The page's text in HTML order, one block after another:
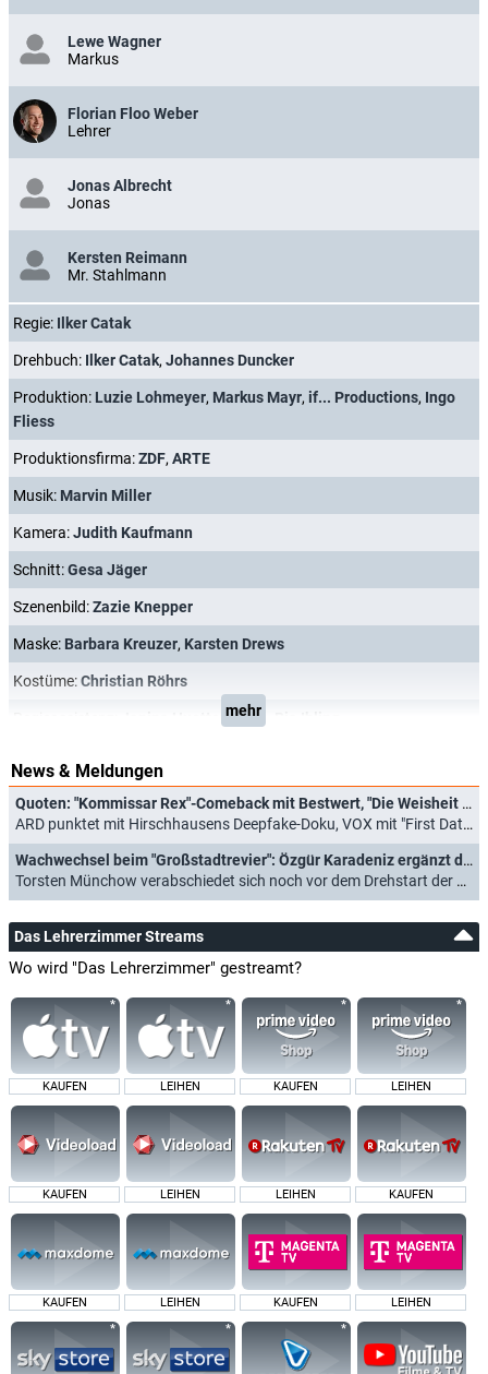
Lewe Wagner
Markus
Florian Floo Weber
Lehrer
Jonas Albrecht
Jonas
Kersten Reimann
Mr. Stahlmann
Regie: Ilker Catak
Drehbuch: Ilker Catak, Johannes Duncker
Produktion: Luzie Lohmeyer, Markus Mayr, if... Productions, Ingo
Fliess
Produktionsfirma:ZDF, ARTE
Musik: Marvin Miller
Kamera:Judith Kaufmann
Schnitt:Gesa Jäger
Szenenbild:Zazie Knepper
Maske: Barbara Kreuzer, Karsten Drews
Kostüme:Christian Röhrs
Janina Huettenrauch
mehr
News & Meldungen
Quoten: "Kommissar Rex"-Comeback mit Bestwert, "Die Weisheit der Vielen" bricht ein
ARD punktet mit Hirschhausens Deepfake-Doku, VOX mit "First Dates Hotel" (05.05.2026)
Wachwechsel beim "Großstadtrevier": Özgür Karadeniz ergänzt den Cast der beliebten ARD-Serie
Torsten Münchow verabschiedet sich noch vor dem Drehstart der 38. Staffel (07.05.2024)
Das Lehrerzimmer Streams
Wo wird "Das Lehrerzimmer" gestreamt?
KAUFEN LEIHEN KAUFEN LEIHEN
KAUFEN LEIHEN LEIHEN KAUFEN
KAUFEN LEIHEN KAUFEN LEIHEN